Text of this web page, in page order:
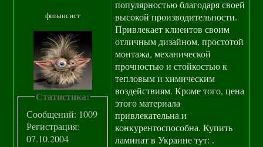
финансист
Статистика:
Сообщений: 1009
Регистрация:
07.10.2004
популярностью благодаря своей
высокой производительности.
Привлекает клиентов своим
отличным дизайном, простотой
монтажа, механической
прочностью и стойкостью к
тепловым и химическим
воздействиям. Кроме того, цена
этого материала
привлекательна и
конкурентоспособна. Купить
ламинат в Украине тут: .